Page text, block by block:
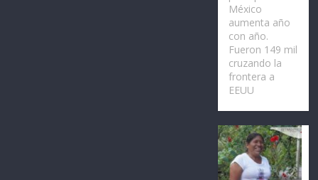
México
aumenta año
con año.
Fueron 149 mil
cruzando la
frontera a
EEUU